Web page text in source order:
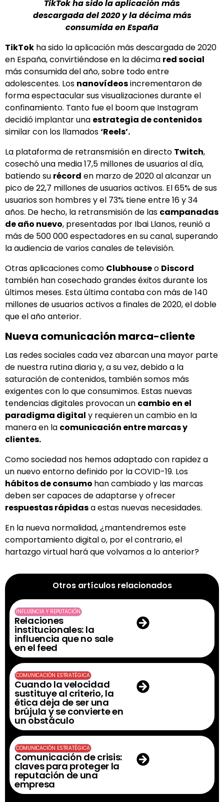
TikTok ha sido la aplicación más
descargada del 2020 y la décima más
consumida en España
TikTok ha sido la aplicación más descargada de 2020
en España, convirtiéndose en la décima red social
más consumida del año, sobre todo entre
adolescentes. Los nanovídeosincrementaron de
forma espectacular sus visualizaciones durante el
confinamiento. Tanto fue el boom que Instagram
decidió implantar una estrategia de contenidos
similar con los llamados‘Reels’.
La plataforma de retransmisión en directo Twitch,
cosechó una media 17,5 millones de usuarios al día,
batiendo su récord en marzo de 2020 al alcanzar un
pico de 22,7 millones de usuarios activos. El 65% de sus
usuarios son hombres y el 73% tiene entre 16 y 34
años. De hecho, la retransmisión de las campanadas
de año nuevo, presentadas por Ibai Llanos, reunió a
más de 500 000 espectadores en su canal, superando
la audiencia de varios canales de televisión.
Otras aplicaciones como Clubhouseo Discord
también han cosechado grandes éxitos durante los
últimos meses. Esta última contaba con más de 140
millones de usuarios activos a finales de 2020, el doble
que el año anterior.
Nueva comunicación marca-cliente
Las redes sociales cada vez abarcan una mayor parte
de nuestra rutina diaria y, a su vez, debido a la
saturación de contenidos, también somos más
exigentes con lo que consumimos. Estas nuevas
tendencias digitales provocan un cambio en el
paradigma digital y requieren un cambio en la
manera en la comunicación entre marcas y
clientes.
Como sociedad nos hemos adaptado con rapidez a
un nuevo entorno definido por la COVID-19. Los
hábitos de consumo han cambiado y las marcas
deben ser capaces de adaptarse y ofrecer
respuestas rápidasa estas nuevas necesidades.
En la nueva normalidad, ¿mantendremos este
comportamiento digital o, por el contrario, el
hartazgo virtual hará que volvamos a lo anterior?
Otros artículos relacionados
INFLUENCIA Y REPUTACIÓN
Relaciones
institucionales: la
influencia que no sale
en el feed
COMUNICACIÓN ESTRATÉGICA
Cuando la velocidad
sustituye al criterio, la
ética deja de ser una
brújula y se convierte en
un obstáculo
COMUNICACIÓN ESTRATÉGICA
Comunicación de crisis:
claves para proteger la
reputación de una
empresa